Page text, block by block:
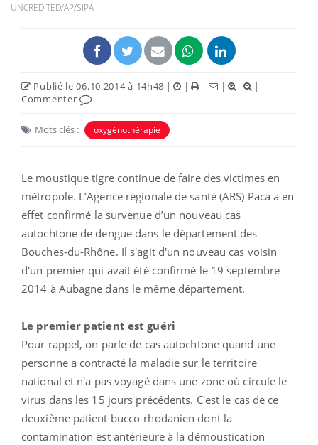
UNCREDITED/AP/SIPA
Publié le 06.10.2014 à 14h48 | | | |
|
Commenter
Mots clés : oxygénothérapie
Le moustique tigre continue de faire des victimes en
métropole. L’Agence régionale de santé (ARS) Paca a en
effet confirmé la survenue d’un nouveau cas
autochtone de dengue dans le département des
Bouches-du-Rhône. Il s'agit d'un nouveau cas voisin
d'un premier qui avait été confirmé le 19 septembre
2014 à Aubagne dans le même département.
Le premier patient est guéri
Pour rappel, on parle de cas autochtone quand une
personne a contracté la maladie sur le territoire
national et n'a pas voyagé dans une zone où circule le
virus dans les 15 jours précédents. C'est le cas de ce
deuxième patient bucco-rhodanien dont la
contamination est antérieure à la démoustication